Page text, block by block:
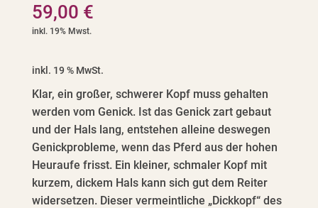
59,00 €
inkl. 19 % MwSt.
Klar, ein großer, schwerer Kopf muss gehalten
werden vom Genick. Ist das Genick zart gebaut
und der Hals lang, entstehen alleine deswegen
Genickprobleme, wenn das Pferd aus der hohen
Heuraufe frisst. Ein kleiner, schmaler Kopf mit
kurzem, dickem Hals kann sich gut dem Reiter
widersetzen. Dieser vermeintliche „Dickkopf“ des